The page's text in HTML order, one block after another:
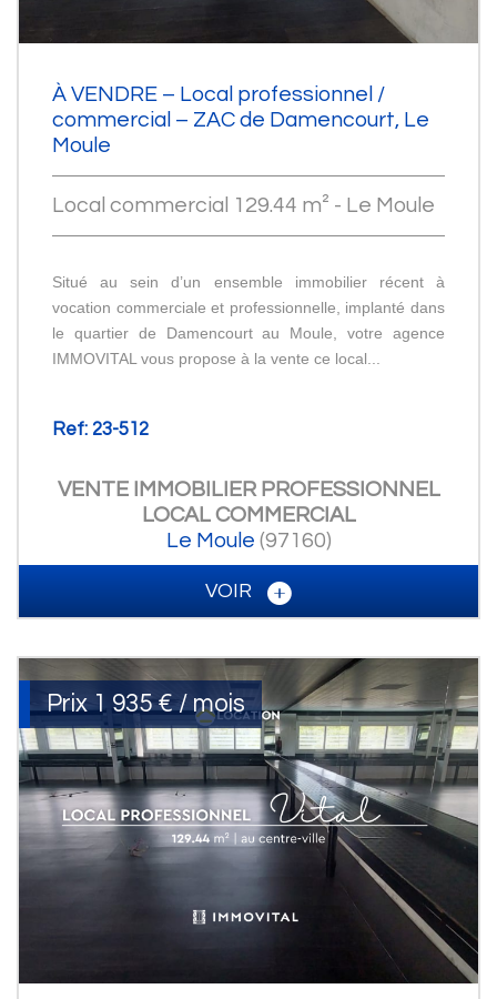
À VENDRE – Local professionnel /
commercial – ZAC de Damencourt, Le
Moule
Local commercial 129.44 m² - Le Moule
Situé au sein d’un ensemble immobilier récent à
vocation commerciale et professionnelle, implanté dans
le quartier de Damencourt au Moule, votre agence
IMMOVITAL vous propose à la vente ce local...
Ref: 23-512
VENTE IMMOBILIER PROFESSIONNEL
LOCAL COMMERCIAL
Le Moule (97160)
VOIR
Prix1 935 € / mois